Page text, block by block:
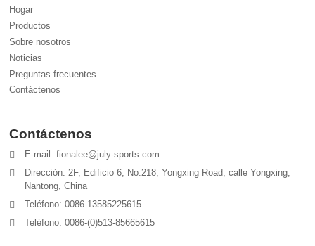
Hogar
Productos
Sobre nosotros
Noticias
Preguntas frecuentes
Contáctenos
Contáctenos
E-mail: fionalee@july-sports.com
Dirección: 2F, Edificio 6, No.218, Yongxing Road, calle Yongxing,
Nantong, China
Teléfono: 0086-13585225615
Teléfono: 0086-(0)513-85665615